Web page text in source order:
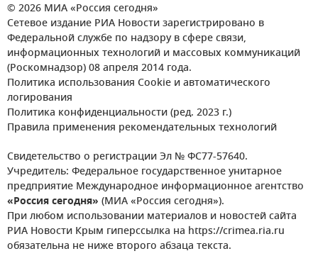
© 2026 МИА «Россия сегодня»
Сетевое издание РИА Новости зарегистрировано в
Федеральной службе по надзору в сфере связи,
информационных технологий и массовых коммуникаций
(Роскомнадзор) 08 апреля 2014 года.
Политика использования Cookie и автоматического
логирования
Политика конфиденциальности (ред. 2023 г.)
Правила применения рекомендательных технологий
Свидетельство о регистрации Эл № ФС77-57640.
Учредитель: Федеральное государственное унитарное
предприятие Международное информационное агентство
«Россия сегодня» (МИА «Россия сегодня»).
При любом использовании материалов и новостей сайта
РИА Новости Крым гиперссылка на https://crimea.ria.ru
обязательна не ниже второго абзаца текста.